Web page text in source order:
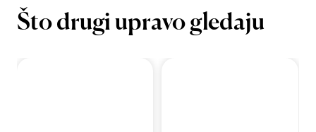
Što drugi upravo gledaju